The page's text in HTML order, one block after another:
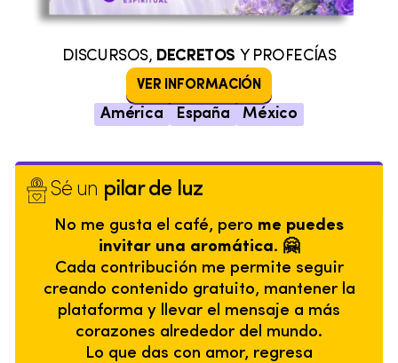
DISCURSOS, DECRETOS Y PROFECÍAS
VER INFORMACIÓN
América España México
Sé un pilar de luz
No me gusta el café, pero me puedes
invitar una aromática. 🤗
Cada contribución me permite seguir
creando contenido gratuito, mantener la
plataforma y llevar el mensaje a más
corazones alrededor del mundo.
Lo que das con amor, regresa